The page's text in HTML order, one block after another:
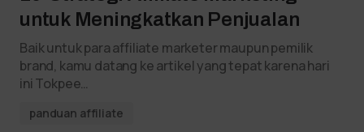
untuk Meningkatkan Penjualan
Baik untuk para affiliate marketer maupun pemilik
brand, kamu datang ke artikel yang tepat karena hari
ini Tokpee…
panduan affiliate